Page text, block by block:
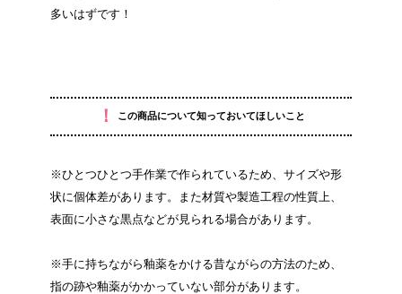
多いはずです！
！ この商品について知っておいてほしいこと
※ひとつひとつ手作業で作られているため、サイズや形
状に個体差があります。また材質や製造工程の性質上、
表面に小さな黒点などが見られる場合があります。
※手に持ちながら釉薬をかける昔ながらの方法のため、
指の跡や釉薬がかかっていない部分があります。